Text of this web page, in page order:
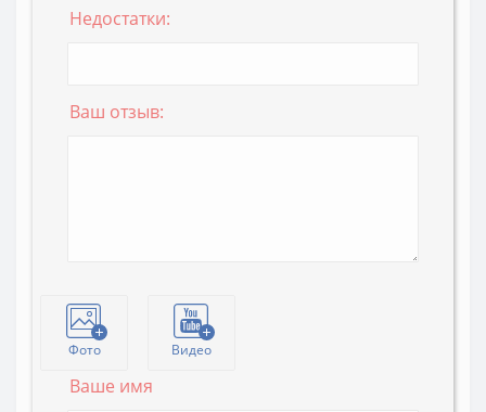
Недостатки:
Ваш отзыв:
Фото Видео
Ваше имя